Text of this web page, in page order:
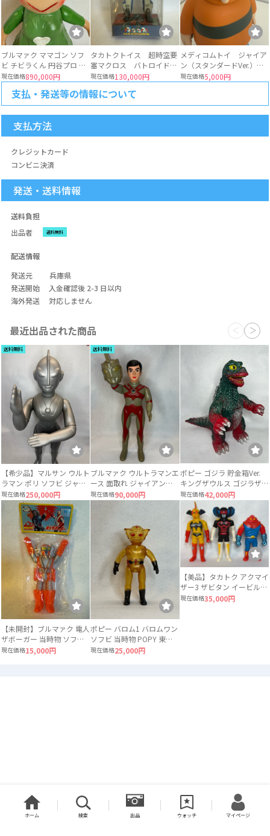
ブルマァク ママゴン ソフ
ビ チビラくん 円谷プロ マ
ルサン
現在価格890,000円
タカトクトイス 超時空要
塞マクロス バトロイド・
バルキリー ブルー色
VF-1J ビックウエスト
ソフビ 日本製
現在価格130,000円
メディコムトイ ジャイア
ン（スタンダードVer.）
2015 藤子プロ
現在価格5,000円
支払・発送等の情報について
支払方法
クレジットカード
コンビニ決済
発送・送料情報
送料負担
出品者
送料無料
配送情報
発送元
兵庫県
発送開始
入金確認後 2-3 日以内
海外発送
対応しません
最近出品された商品
送料無料
【希少品】マルサン ウルト
ラマン ポリ ソフビ ジャイ
アントサイズ 当時物 約
49〜50cm
現在価格250,000円
送料無料
ブルマァク ウルトラマンエ
ース 面取れ ジャイアント
サイズ ソフビ
現在価格90,000円
ポピー ゴジラ 貯金箱Ver.
キングザウルス ゴジラザウ
ルス 当時物
現在価格42,000円
【未開封】ブルマァク 電人
ザボーガー 当時物 ソフビ
ロボット
現在価格15,000円
ポピー バロム1 バロムワン
ソフビ 当時物 POPY 東映
スケルトン
現在価格25,000円
【美品】タカトク アクマイ
ザー3 ザビタン イービル
ガブラ 3体セット ソフビ
現在価格35,000円
ホーム 検索 出品 ウォッチ マイページ